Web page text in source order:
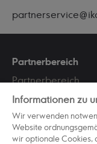
Partnerbereich
Partnerbereich
Partner werden
Werbemittel
Partnerportal
Informationen zu
Wir verwenden
Website
wir optionale Cookies,